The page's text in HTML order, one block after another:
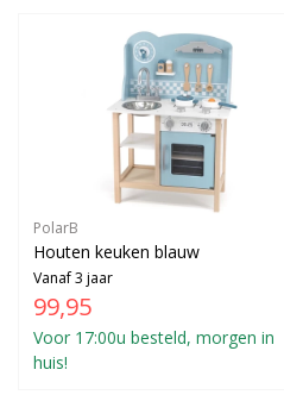
PolarB
Houten keuken blauw
Vanaf 3 jaar
99,95
Voor 17:00u besteld, morgen in
huis!